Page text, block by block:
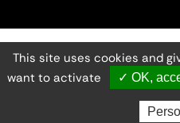
Gestion
Ministère de
- Cité de
This site uses cookies and
want to activate
✓ OK,